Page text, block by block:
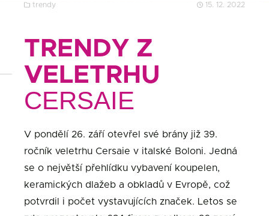
trendy 15. 12. 2022
TRENDY Z
VELETRHU
CERSAIE
V pondělí 26. září otevřel své brány již 39.
ročník veletrhu Cersaie v italské Boloni. Jedná
se o největší přehlídku vybavení koupelen,
keramických dlažeb a obkladů v Evropě, což
potvrdil i počet vystavujících značek. Letos se